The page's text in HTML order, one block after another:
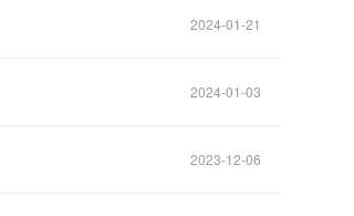
2024-01-21
2024-01-03
2023-12-06